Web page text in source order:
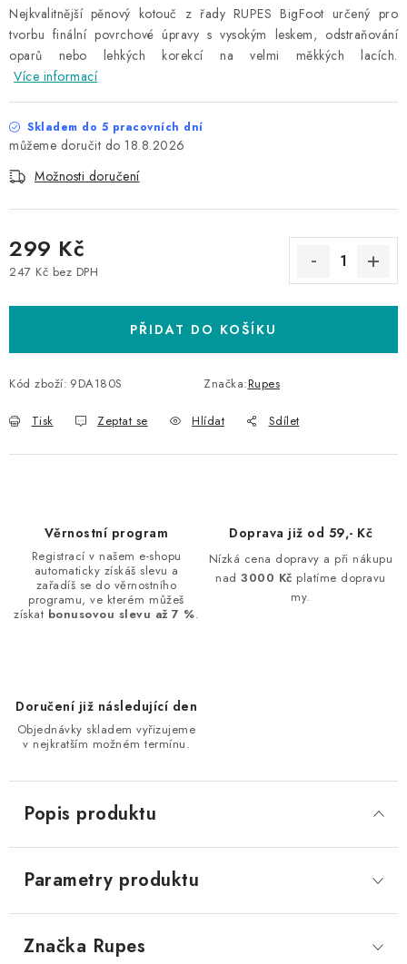
Nejkvalitnější pěnový kotouč z řady RUPES BigFoot určený pro
tvorbu finální povrchové úpravy s vysokým leskem, odstraňování
oparů nebo lehkých korekcí na velmi měkkých lacích.
Více informací
Skladem do 5 pracovních dní
18.8.2026
Možnosti doručení
299 Kč
247 Kč bez DPH
PŘIDAT DO KOŠÍKU
Kód zboží: 9DA180S Značka:Rupes
Tisk Zeptat se Hlídat Sdílet
Věrnostní program
Registrací v našem e-shopu
automaticky získáš slevu a
zařadíš se do věrnostního
programu, ve kterém můžeš
získat bonusovou slevu až 7 %.
Doprava již od 59,- Kč
Nízká cena dopravy a při nákupu
nad3000 Kč platíme dopravu
my.
Doručení již následující den
Objednávky skladem vyřizujeme
v nejkratším možném termínu.
Popis produktu
Parametry produktu
Značka Rupes